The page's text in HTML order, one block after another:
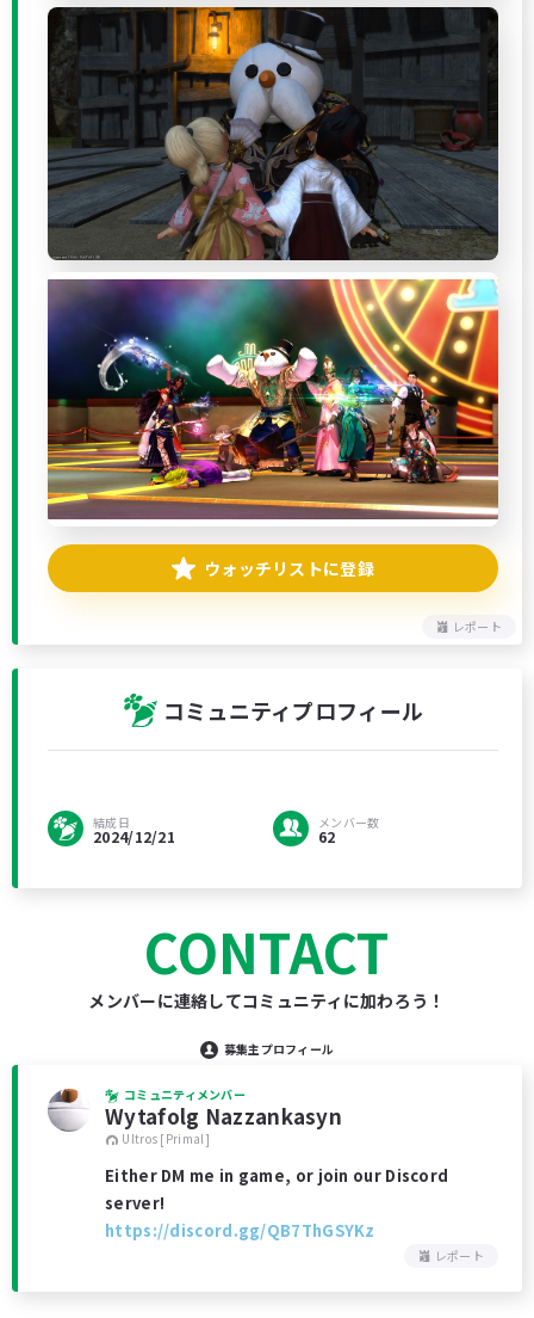
レポート
ウォッチリストに登録
コミュニティプロフィール
結成日
2024/12/21
メンバー数
62
CONTACT
メンバーに連絡してコミュニティに加わろう！
募集主プロフィール
コミュニティメンバー
Wytafolg Nazzankasyn
Ultros [Primal]
Either DM me in game, or join our Discord
server!
https://discord.gg/QB7ThGSYKz
レポート